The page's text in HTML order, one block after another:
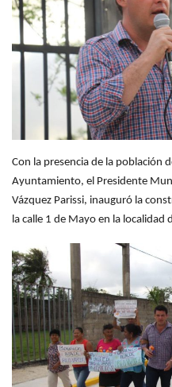
Con la presencia de la población
Ayuntamiento, el Presidente
Vázquez Parissi, inauguró la
la calle 1 de Mayo en la localidad